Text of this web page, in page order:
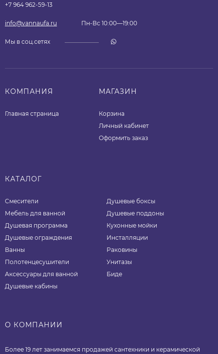
+7 964 962-59-13
info@vannaufa.ru Пн-Вс 10:00—19:00
Мы в соц.сетях
КОМПАНИЯ
Главная страница
МАГАЗИН
Корзина
Личный кабинет
Оформить заказ
КАТАЛОГ
Смесители
Мебель для ванной
Душевая программа
Душевые ограждения
Ванны
Полотенцесушители
Аксессуары для ванной
Душевые кабины
Душевые боксы
Душевые поддоны
Кухонные мойки
Инсталляции
Раковины
Унитазы
Биде
О КОМПАНИИ
Более 19 лет занимаемся продажей сантехники и керамической